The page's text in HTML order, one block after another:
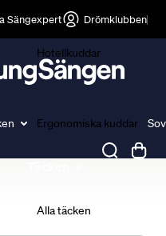
Sängexpert Drömklubben
Hotellkuddar
Ergonomiska kuddar
Alla täcken